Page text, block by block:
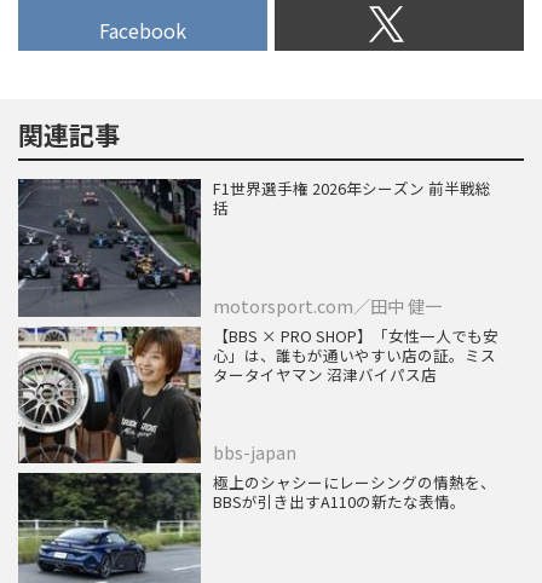
Facebook
関連記事
F1世界選手権 2026年シーズン 前半戦総
括
motorsport.com／田中 健一
【BBS × PRO SHOP】「女性一人でも安
心」は、誰もが通いやすい店の証。ミス
タータイヤマン 沼津バイパス店
bbs-japan
極上のシャシーにレーシングの情熱を、
BBSが引き出すA110の新たな表情。